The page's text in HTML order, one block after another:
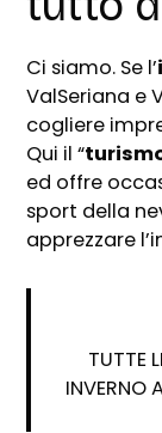
Ci siamo. Se l’
ValSeriana e
cogliere
Qui il “
ed offre
sport della
apprezzare
TUTTE
INVERNO